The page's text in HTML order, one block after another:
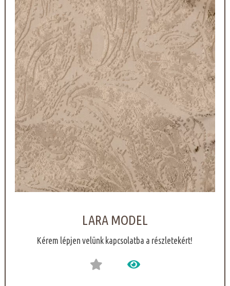
LARA MODEL
Kérem lépjen velünk kapcsolatba a részletekért!